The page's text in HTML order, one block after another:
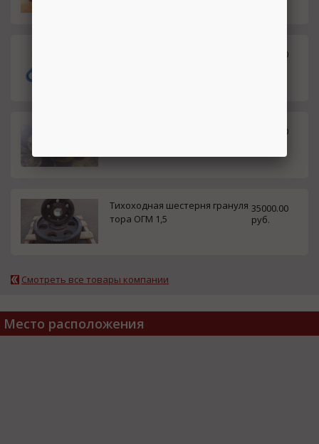
30000.00
10500.00
Тихоходная шестерня грануля
тора ОГМ 1,5
35000.00
руб.
Смотреть все товары компании
Место расположения